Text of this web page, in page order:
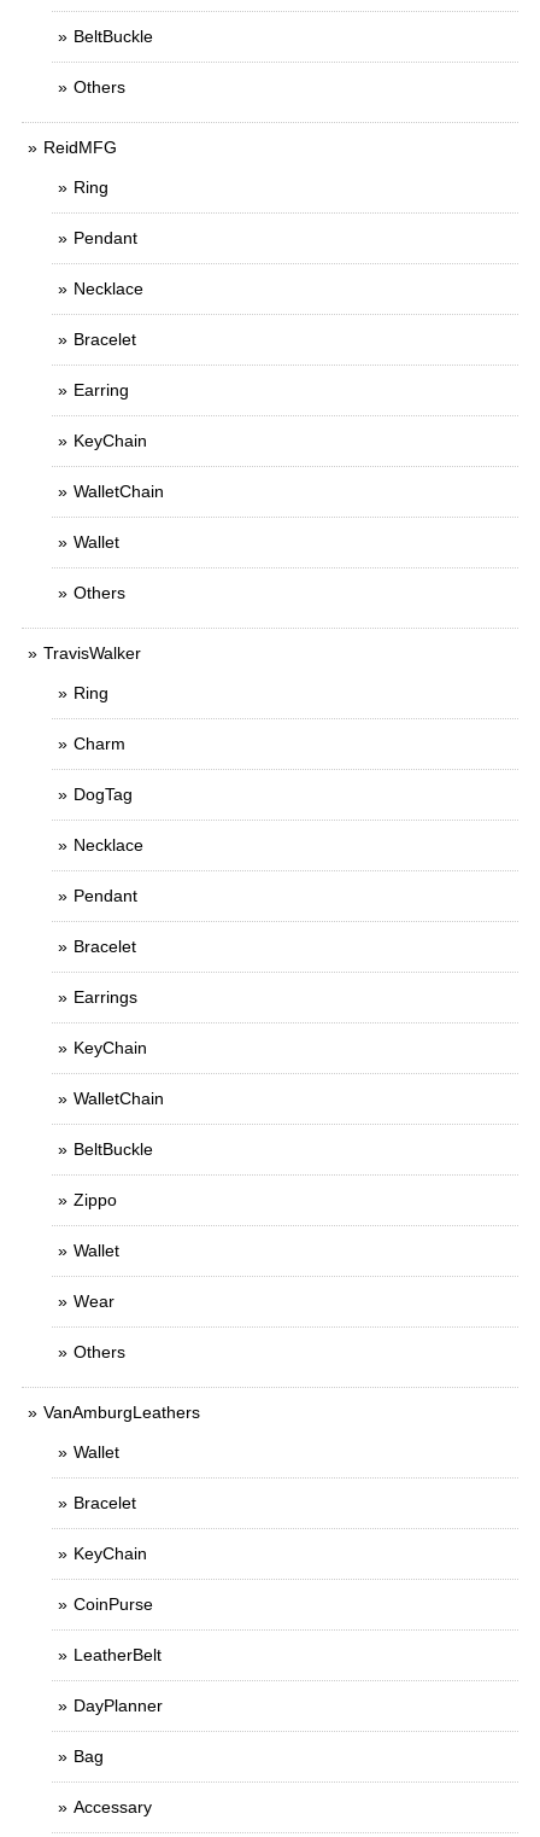
BeltBuckle
Others
ReidMFG
Ring
Pendant
Necklace
Bracelet
Earring
KeyChain
WalletChain
Wallet
Others
TravisWalker
Ring
Charm
DogTag
Necklace
Pendant
Bracelet
Earrings
KeyChain
WalletChain
BeltBuckle
Zippo
Wallet
Wear
Others
VanAmburgLeathers
Wallet
Bracelet
KeyChain
CoinPurse
LeatherBelt
DayPlanner
Bag
Accessary